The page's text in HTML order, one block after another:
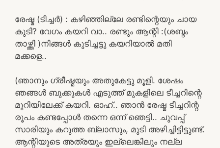
രേഷ്മ (ടീച്ചർ) : കഴിഞ്ഞില്ലേ രണ്ടിന്റെയും ചായ
കുടി? വേഗം കയറി വാ.. രണ്ടും ആന്റി :(ശബ്ദം
താഴ്ത്തി )നിങ്ങൾ കുടിച്ചട്ടു കയറിയാൽ മതി
മക്കളെ..
(ഞാനും ഗ്രീഷ്മയും അതുകേട്ടു മൂളി. ശേഷം
ഞങ്ങൾ ബുക്കുകൾ എടുത്ത് മുകളിലെ ടീച്ചറിന്റെ
മുറിയിലേക്ക് കയറി. ഓഹ്.. ഞാൻ രേഷ്മ ടീച്ചറിന്റ
രൂപം കണ്ടപ്പോൾ തന്നെ ഒന്ന് ഞെട്ടി.. ചുവപ്പ്
സാരിയും കറുത്ത ബ്ലാസും, മുടി അഴിച്ചിട്ടിട്ടുണ്ട്.
ആന്റിയുടെ അത്രയും ഇല്ലെങ്കിലും നല്ല